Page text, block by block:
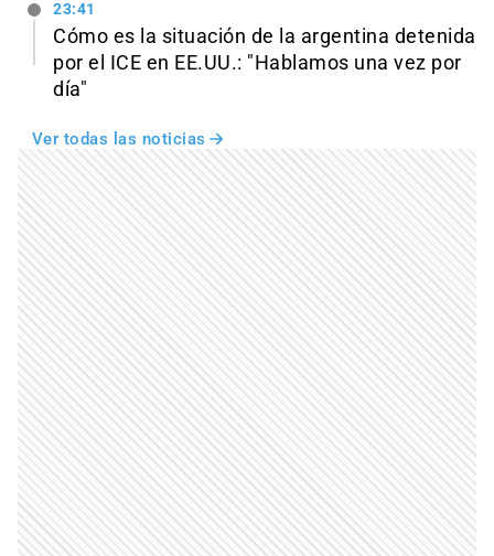
23:41
Cómo es la situación de la argentina detenida
por el ICE en EE.UU.: "Hablamos una vez por
día"
Ver todas las noticias